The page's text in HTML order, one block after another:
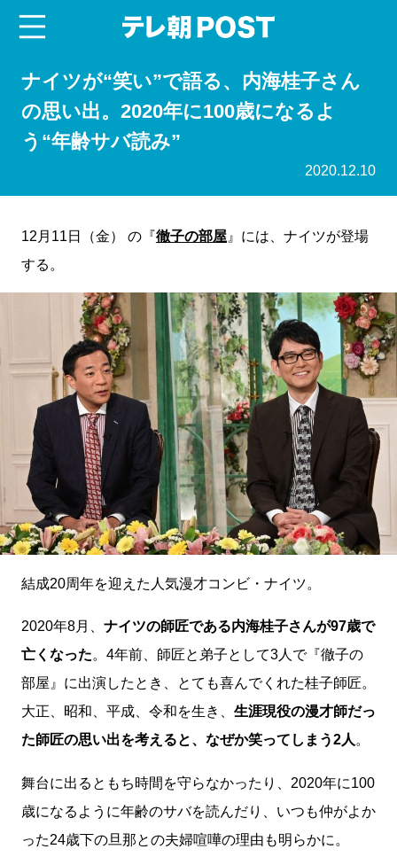
ナイツが“笑い”で語る、内海桂子さん
の思い出。2020年に100歳になるよ
う“年齢サバ読み”
2020.12.10
12月11日（金） の『徹子の部屋』には、ナイツが登場
する。
結成20周年を迎えた人気漫才コンビ・ナイツ。
2020年8月、 ナイツの師匠である内海桂子さんが97歳で
亡くなった。4年前、師匠と弟子として3人で『徹子の
部屋』に出演したとき、とても喜んでくれた桂子師匠。
大正、昭和、平成、令和を生き、 生涯現役の漫才師だっ
た師匠の思い出を考えると、なぜか笑ってしまう2人 。
舞台に出るともち時間を守らなかったり、2020年に100
歳になるように年齢のサバを読んだり、いつも仲がよか
った24歳下の旦那との夫婦喧嘩の理由も明らかに。